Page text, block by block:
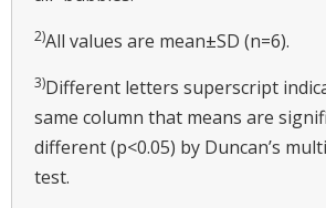
2)All values are mean±SD (n=6).
3)Different letters superscript
same column that means are
different (p<0.05) by Duncan’s
test.